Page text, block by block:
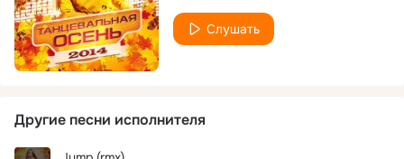
Слушать
Другие песни исполнителя